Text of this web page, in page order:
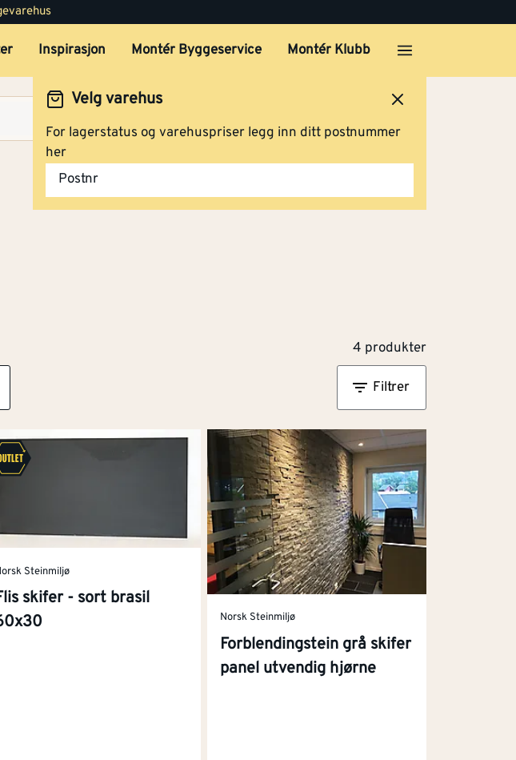
Inspirasjon Montér Byggeservice Montér Klubb
Velg varehus
For lagerstatus og varehuspriser legg inn ditt postnummer
her
Postnr
4 produkter
Filtrer
Steinmiljø
skifer - sort brasil
Norsk Steinmiljø
Forblendingstein grå skifer
panel utvendig hjørne